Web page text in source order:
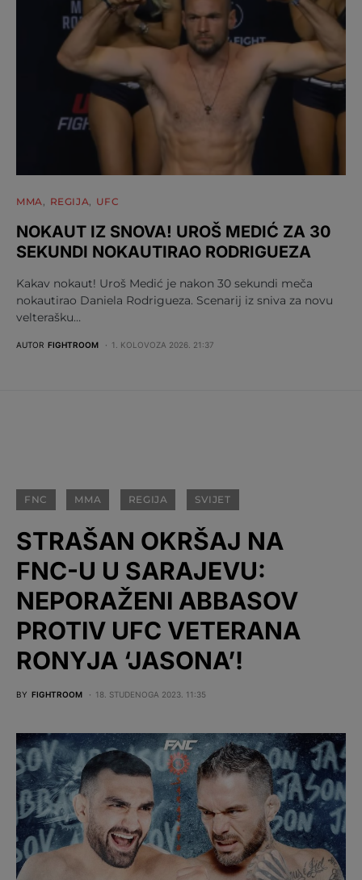
MMA REGIJA UFC
NOKAUT IZ SNOVA! UROŠ MEDIĆ ZA 30
SEKUNDI NOKAUTIRAO RODRIGUEZA
Kakav nokaut! Uroš Medić je nakon 30 sekundi meča
nokautirao Daniela Rodrigueza. Scenarij iz sniva za novu
velterašku…
AUTOR FIGHTROOM 1. KOLOVOZA 2026. 21:37
FNC MMA REGIJA SVIJET
STRAŠAN OKRŠAJ NA
FNC-U U SARAJEVU:
NEPORAŽENI ABBASOV
PROTIV UFC VETERANA
RONYJA ‘JASONA’!
BY FIGHTROOM 18. STUDENOGA 2023. 11:35